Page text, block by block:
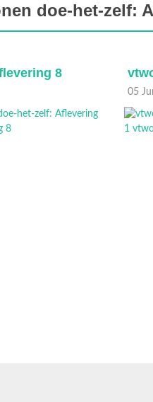
doe-het-zelf:
8
05